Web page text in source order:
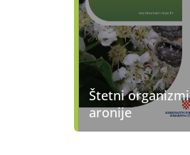
Štetni organizmi
aronije